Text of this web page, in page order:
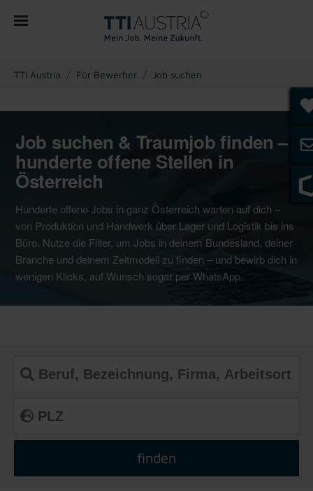
You are here:
TTI Austria Für Bewerber Job suchen
Job suchen & Traumjob finden –
hunderte offene Stellen in
Österreich
Hunderte offene Jobs in ganz Österreich warten auf dich –
von Produktion und Handwerk über Lager und Logistik bis ins
Büro. Nutze die Filter, um Jobs in deinem Bundesland, deiner
Branche und deinem Zeitmodell zu finden – und bewirb dich in
wenigen Klicks, auf Wunsch sogar per WhatsApp.